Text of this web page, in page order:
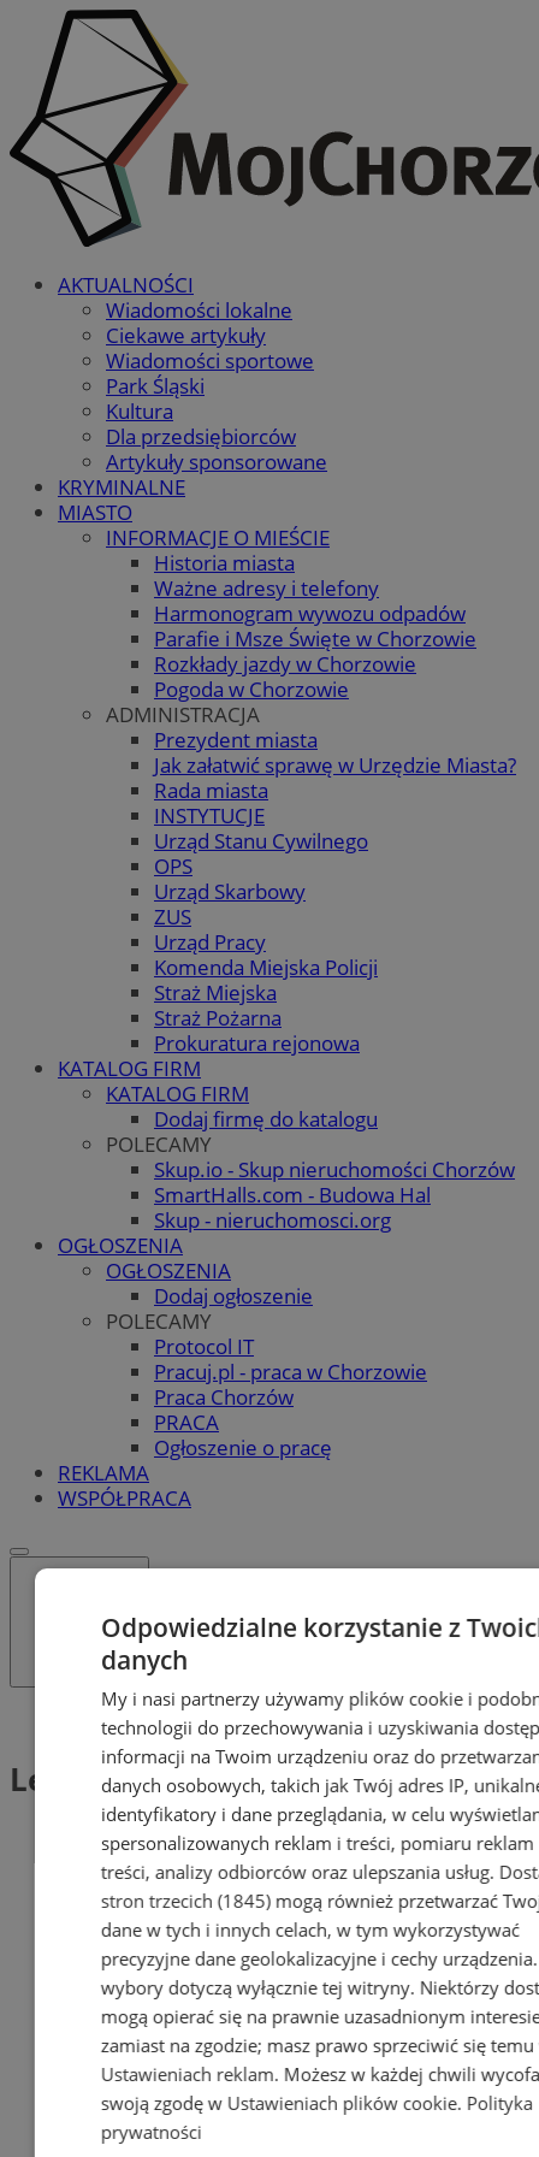
AKTUALNOŚCI
Wiadomości lokalne
Ciekawe artykuły
Wiadomości sportowe
Park Śląski
Kultura
Dla przedsiębiorców
Artykuły sponsorowane
KRYMINALNE
MIASTO
INFORMACJE O MIEŚCIE
Historia miasta
Ważne adresy i telefony
Harmonogram wywozu odpadów
Parafie i Msze Święte w Chorzowie
Rozkłady jazdy w Chorzowie
Pogoda w Chorzowie
ADMINISTRACJA
Prezydent miasta
Jak załatwić sprawę w Urzędzie Miasta?
Rada miasta
INSTYTUCJE
Urząd Stanu Cywilnego
OPS
Urząd Skarbowy
ZUS
Urząd Pracy
Komenda Miejska Policji
Straż Miejska
Straż Pożarna
Prokuratura rejonowa
KATALOG FIRM
KATALOG FIRM
Dodaj firmę do katalogu
POLECAMY
Skup.io - Skup nieruchomości Chorzów
SmartHalls.com - Budowa Hal
Skup - nieruchomosci.org
OGŁOSZENIA
OGŁOSZENIA
Dodaj ogłoszenie
POLECAMY
Protocol IT
Pracuj.pl - praca w Chorzowie
Praca Chorzów
PRACA
Ogłoszenie o pracę
REKLAMA
WSPÓŁPRACA
Tag: Lemur wari czerwony
Lemur wari czerwony (1)
Odpowiedzialne korzystanie z
danych
My i nasi partnerzy używamy plików cookie i
technologii do przechowywania i uzyskiwania
informacji na Twoim urządzeniu oraz do
danych osobowych, takich jak Twój adres IP,
identyfikatory i dane przeglądania, w celu
spersonalizowanych reklam i treści, pomiaru reklam
treści, analizy odbiorców oraz ulepszania usług.
stron trzecich (1845)mogą również przetwarzać
dane w tych i innych celach, w tym wykorzystywać
precyzyjne dane geolokalizacyjne i cechy
wybory dotyczą wyłącznie tej witryny. Niektórzy
mogą opierać się na prawnie uzasadnionym
zamiast na zgodzie; masz prawo sprzeciwić się temu
Ustawieniach reklam. Możesz w każdej chwili
swoją zgodę w Ustawieniach plików cookie. Polityka
prywatności